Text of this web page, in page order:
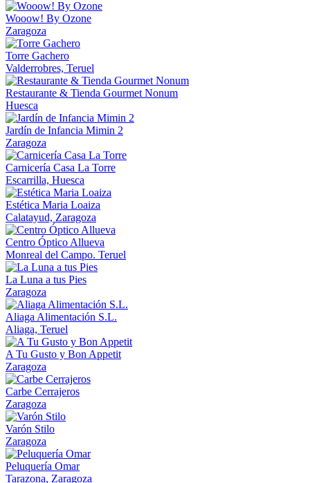
Wooow! By Ozone
Zaragoza
Torre Gachero
Valderrobres, Teruel
Restaurante & Tienda Gourmet Nonum
Huesca
Jardín de Infancia Mimin 2
Zaragoza
Carnicería Casa La Torre
Escarrilla, Huesca
Estética Maria Loaiza
Calatayud, Zaragoza
Centro Óptico Allueva
Monreal del Campo. Teruel
La Luna a tus Pies
Zaragoza
Aliaga Alimentación S.L.
Aliaga, Teruel
A Tu Gusto y Bon Appetit
Zaragoza
Carbe Cerrajeros
Zaragoza
Varón Stilo
Zaragoza
Peluquería Omar
Tarazona, Zaragoza